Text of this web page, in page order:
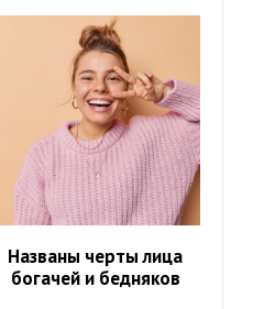
Названы черты лица
богачей и бедняков